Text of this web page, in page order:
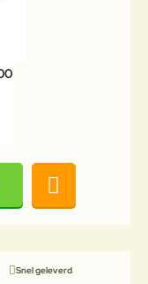
Snel geleverd